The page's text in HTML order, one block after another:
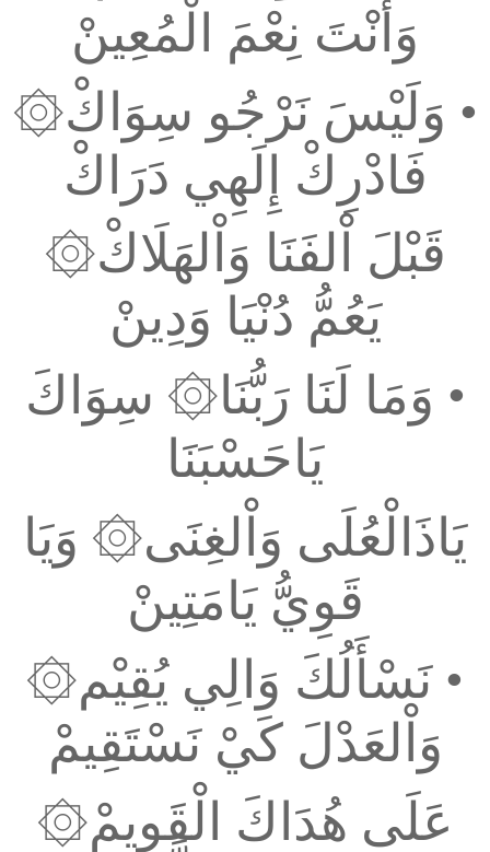
وَأَنْتَ نِعْمَ الْمُعِينْ
• وَلَيْسَ نَرْجُو سِوَاكْ۞
فَادْرِكْ إِلَهِي دَرَاكْ
قَبْلَ اْلفَنَا وَاْلهَلَاكْ۞
يَعُمُّ دُنْيَا وَدِينْ
• وَمَا لَنَا رَبُّنَا۞ سِوَاكَ
يَاحَسْبَنَا
يَاذَالْعُلَى وَاْلغِنَى۞ وَيَا
قَوِيُّ يَامَتِينْ
•نَسْأَلُكَ وَالِي يُقِيْم۞
وَاْلعَدْلَ كَيْ نَسْتَقِيمْ
عَلَى هُدَاكَ الْقَوِيمْ۞